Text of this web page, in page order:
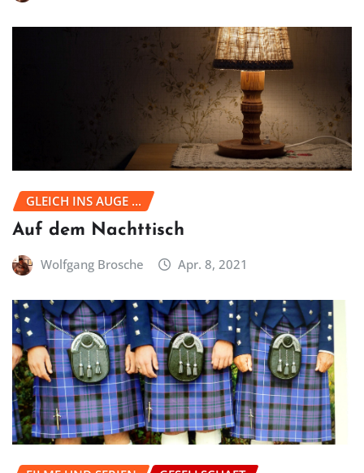
GLEICH INS AUGE ...
Auf dem Nachttisch
Wolfgang Brosche Apr. 8, 2021